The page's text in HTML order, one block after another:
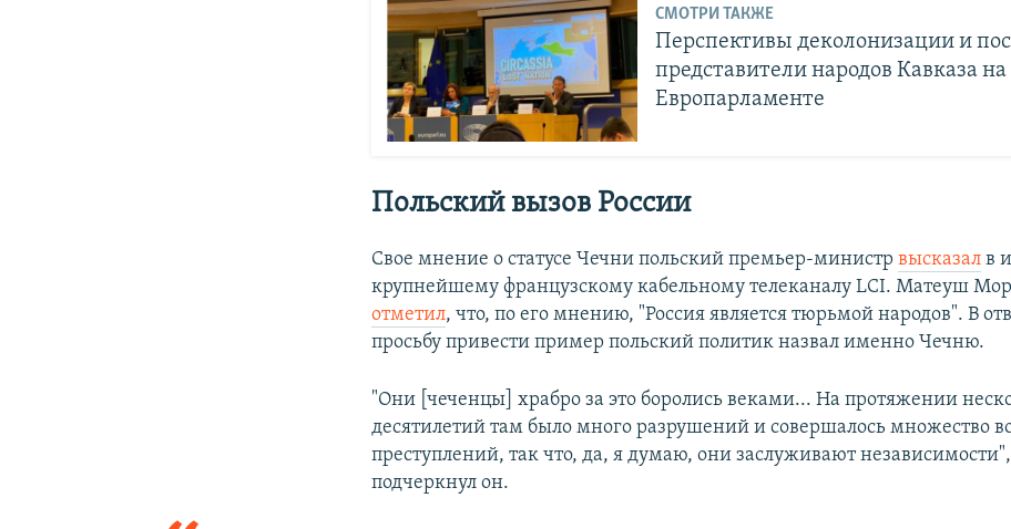
СМОТРИ ТАКЖЕ
Перспективы деколонизации и
представители народов Кавказа
Европарламенте
Польский вызов России
Свое мнение о статусе Чечни польский премьер-министрвысказал в
крупнейшему французскому кабельному телеканалу LCI. Матеуш
отметил, что, по его мнению, "Россия является тюрьмой народов". В
просьбу привести пример польский политик назвал именно Чечню.
"Они [чеченцы] храбро за это боролись веками... На протяжении
десятилетий там было много разрушений и совершалось множество
преступлений, так что, да, я думаю, они заслуживают
подчеркнул он.